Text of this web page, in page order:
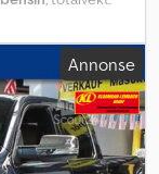
Annonse